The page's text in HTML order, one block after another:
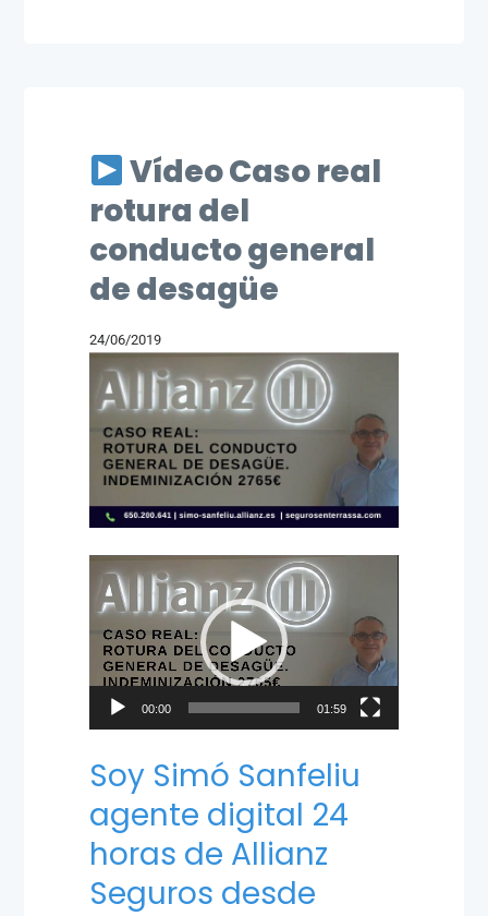
Vídeo Caso real
rotura del
conducto general
de desagüe
24/06/2019
Reproductor
de
vídeo
00:00 01:59
Soy Simó Sanfeliu
agente digital 24
horas de Allianz
Seguros desde